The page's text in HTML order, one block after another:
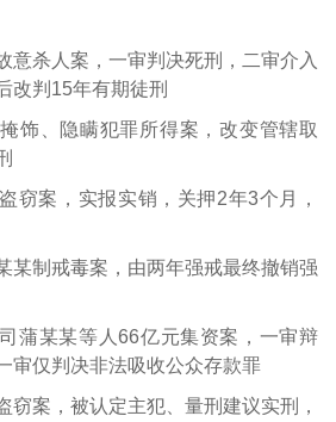
意杀人案，一审判决死刑，二审介入
改判15年有期徒刑
饰、隐瞒犯罪所得案，改变管辖取
窃案，实报实销，关押2年3个月，
某制戒毒案，由两年强戒最终撤销强
蒲某某等人66亿元集资案，一审辩
审仅判决非法吸收公众存款罪
窃案，被认定主犯、量刑建议实刑，